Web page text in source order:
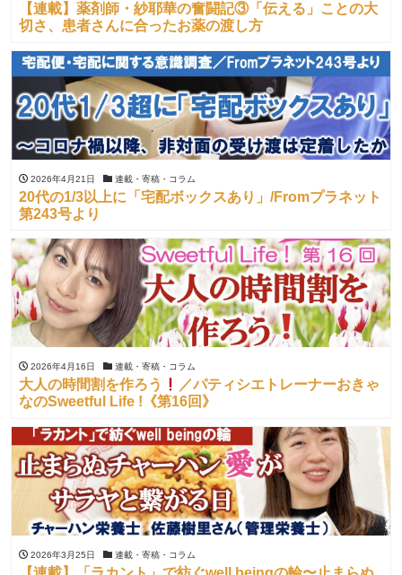
【連載】薬剤師・紗耶華の奮闘記③「伝える」ことの大
切さ、患者さんに合ったお薬の渡し方
2026年4月21日 連載・寄稿・コラム
20代の1/3以上に「宅配ボックスあり」/Fromプラネット
第243号より
2026年4月16日 連載・寄稿・コラム
大人の時間割を作ろう
／パティシエトレーナーおきゃ
なのSweetful Life !《第16回》
2026年3月25日 連載・寄稿・コラム